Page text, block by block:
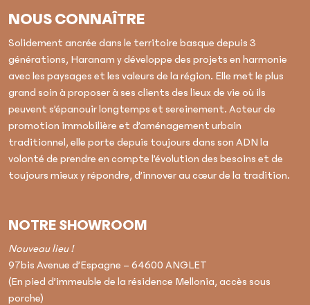
NOUS CONNAÎTRE
Solidement ancrée dans le territoire basque depuis 3
générations, Haranam y développe des projets en harmonie
avec les paysages et les valeurs de la région. Elle met le plus
grand soin à proposer à ses clients des lieux de vie où ils
peuvent s’épanouir longtemps et sereinement. Acteur de
promotion immobilière et d’aménagement urbain
traditionnel, elle porte depuis toujours dans son ADN la
volonté de prendre en compte l’évolution des besoins et de
toujours mieux y répondre, d’innover au cœur de la tradition.
NOTRE SHOWROOM
Nouveau lieu !
97bis Avenue d’Espagne – 64600 ANGLET
(En pied d’immeuble de la résidence Mellonia, accès sous
porche)